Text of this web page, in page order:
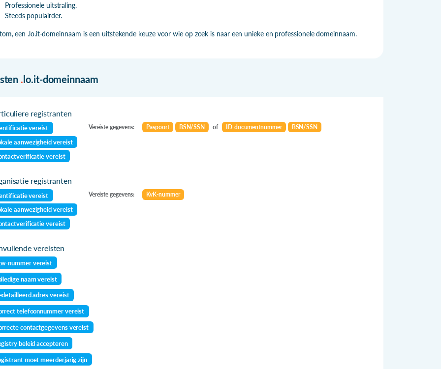
Professionele uitstraling.
Steeds populairder.
een .lo.it-domeinnaam is een uitstekende keuze voor wie op zoek is naar een unieke en professionele domeinnaam.
.lo.it-domeinnaam
registranten
vereist
aanwezigheid vereist
vereist
Vereiste gegevens: Paspoort BSN/SSN of ID-documentnummer BSN/SSN
registranten
vereist
aanwezigheid vereist
vereist
Vereiste gegevens: KvK-nummer
vereisten
nummer vereist
naam vereist
adres vereist
telefoonnummer vereist
contactgegevens vereist
beleid accepteren
moet meerderjarig zijn